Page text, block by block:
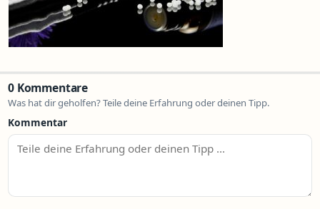
0 Kommentare
Was hat dir geholfen? Teile deine Erfahrung oder deinen Tipp.
Kommentar